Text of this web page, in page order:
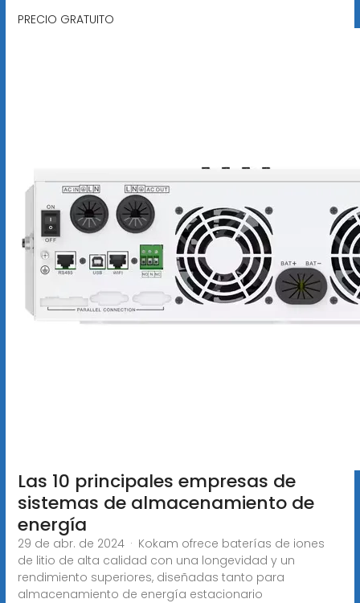
PRECIO GRATUITO
Las 10 principales empresas de
sistemas de almacenamiento de
energía
29 de abr. de 2024 · Kokam ofrece baterías de iones
de litio de alta calidad con una longevidad y un
rendimiento superiores, diseñadas tanto para
almacenamiento de energía estacionario